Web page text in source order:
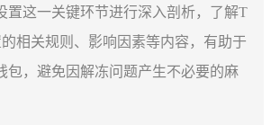
置这一关键环节进行深入剖析，了解T
相关规则、影响因素等内容，有助于
包，避免因解冻问题产生不必要的麻